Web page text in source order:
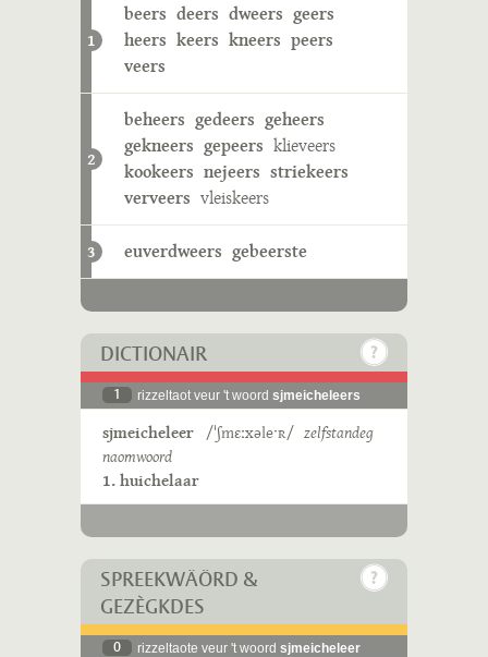
1
beers deers dweers geers
heers keers kneers peers
veers
2
beheers gedeers geheers
gekneers gepeers klieveers
kookeers nejeers striekeers
verveers vleiskeers
3 euverdweers gebeerste
DICTIONAIR
1 rizzeltaot veur 't woord sjmeicheleers
sjmeicheleer /ˈʃmɛːxəleˑʀ/ zelfstandeg
naomwoord
1. huichelaar
SPREEKWÄÖRD &
GEZÈGKDES
0 rizzeltaote veur 't woord sjmeicheleer